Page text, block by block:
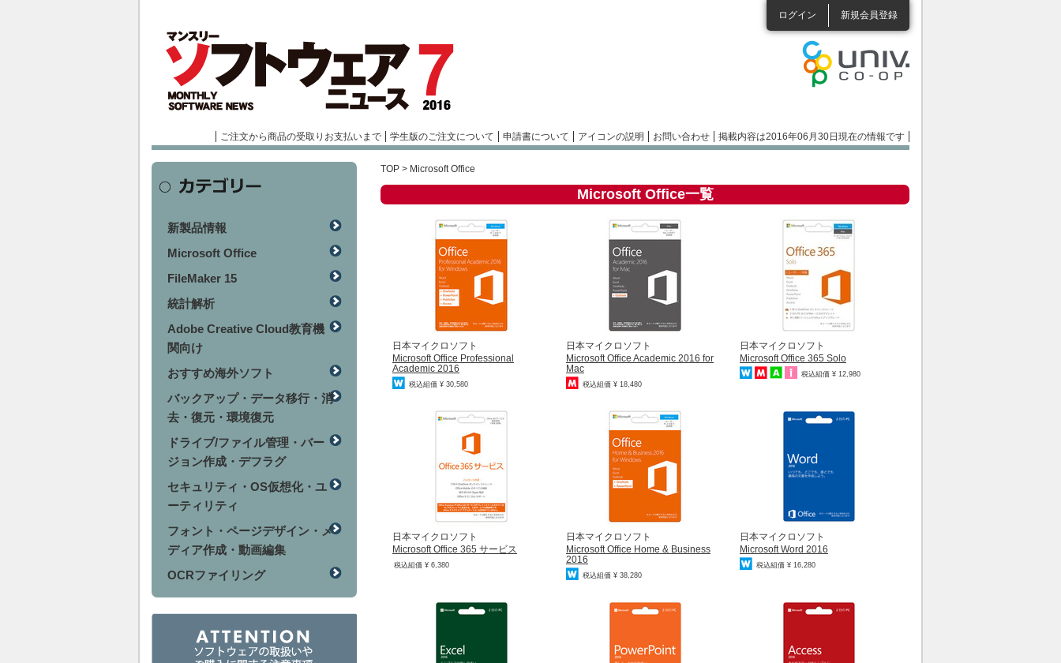
ログイン 新規会員登録
ご注文から商品の受取りお支払いまで 学生版のご注文について 申請書について アイコンの説明 お問い合わせ 掲載内容は2016年06月30日現在の情報です
TOP > Microsoft Office
Microsoft Office一覧
日本マイクロソフト
Microsoft Office Professional
Academic 2016
税込組価 ¥ 30,580
日本マイクロソフト
Microsoft Office Academic 2016 for
Mac
税込組価 ¥ 18,480
日本マイクロソフト
Microsoft Office 365 Solo
税込組価 ¥ 12,980
日本マイクロソフト
Microsoft Office 365 サービス
税込組価 ¥ 6,380
日本マイクロソフト
Microsoft Office Home & Business
2016
税込組価 ¥ 38,280
日本マイクロソフト
Microsoft Word 2016
税込組価 ¥ 16,280
新製品情報
Microsoft Office
FileMaker 15
統計解析
Adobe Creative Cloud教育機
関向け
おすすめ海外ソフト
バックアップ・データ移行・消
去・復元・環境復元
ドライブ/ファイル管理・バー
ジョン作成・デフラグ
セキュリティ・OS仮想化・ユ
ーティリティ
フォント・ページデザイン・メ
ディア作成・動画編集
OCRファイリング